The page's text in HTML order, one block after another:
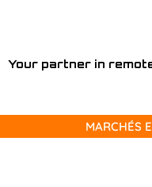
MARCHÉS
Your partner in
MARCHÉS